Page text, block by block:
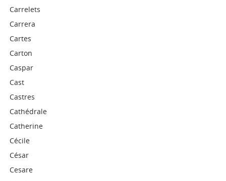
Carrelets
Carrera
Cartes
Carton
Caspar
Cast
Castres
Cathédrale
Catherine
Cécile
César
Cesare